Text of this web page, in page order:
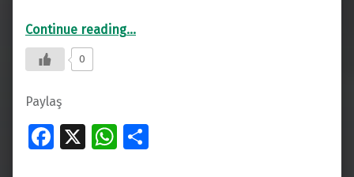
Continue reading“İbn kesir: kim Allah’ı seviyorsa bana uysun ayeti Allah’ı sevdiği iddia edip de Peygamber sav in yoluna tabi olmayan herkes için muhakkemdir.”
…
0
Paylaş
Fa X
W